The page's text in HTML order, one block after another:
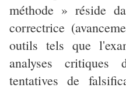
méthode » réside
correctrice
outils tels que
analyses critiques
tentatives de